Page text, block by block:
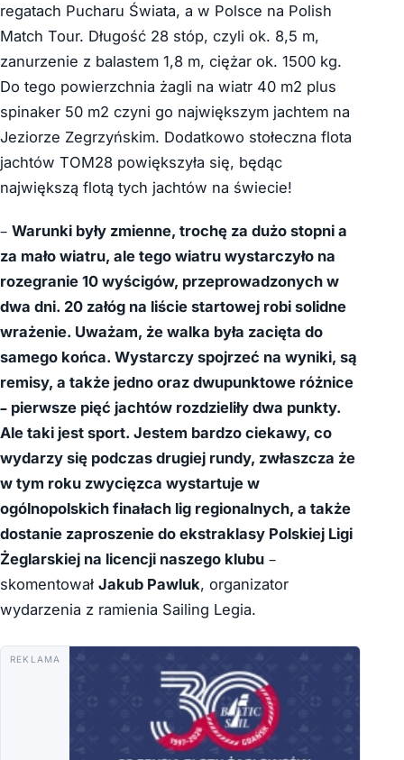
regatach Pucharu Świata, a w Polsce na Polish
Match Tour. Długość 28 stóp, czyli ok. 8,5 m,
zanurzenie z balastem 1,8 m, ciężar ok. 1500 kg.
Do tego powierzchnia żagli na wiatr 40 m2 plus
spinaker 50 m2 czyni go największym jachtem na
Jeziorze Zegrzyńskim. Dodatkowo stołeczna flota
jachtów TOM28 powiększyła się, będąc
największą flotą tych jachtów na świecie!
– Warunki były zmienne, trochę za dużo stopni a
za mało wiatru, ale tego wiatru wystarczyło na
rozegranie 10 wyścigów, przeprowadzonych w
dwa dni. 20 załóg na liście startowej robi solidne
wrażenie. Uważam, że walka była zacięta do
samego końca. Wystarczy spojrzeć na wyniki, są
remisy, a także jedno oraz dwupunktowe różnice
– pierwsze pięć jachtów rozdzieliły dwa punkty.
Ale taki jest sport. Jestem bardzo ciekawy, co
wydarzy się podczas drugiej rundy, zwłaszcza że
w tym roku zwycięzca wystartuje w
ogólnopolskich finałach lig regionalnych, a także
dostanie zaproszenie do ekstraklasy Polskiej Ligi
Żeglarskiej na licencji naszego klubu –
skomentował Jakub Pawluk, organizator
wydarzenia z ramienia Sailing Legia.
REKLAMA